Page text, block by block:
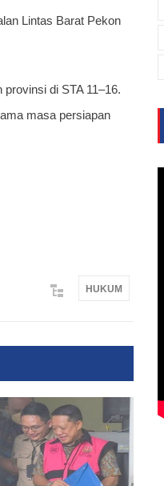
Lintas Barat Pekon
di STA 11–16.
masa persiapan
HUKUM